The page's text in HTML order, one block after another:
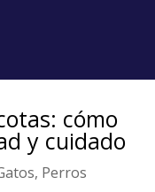
cómo
y cuidado
, Perros